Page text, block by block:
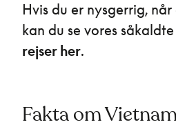
Hvis du er nysgerrig,
kan du se vores såkaldte
rejser her.
Fakta om